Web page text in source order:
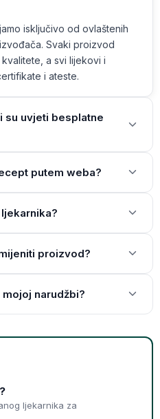
isključivo od ovlaštenih
Svaki proizvod
a svi lijekovi i
i ateste.
su uvjeti besplatne
putem weba?
proizvod?
narudžbi?
ljekarnika za